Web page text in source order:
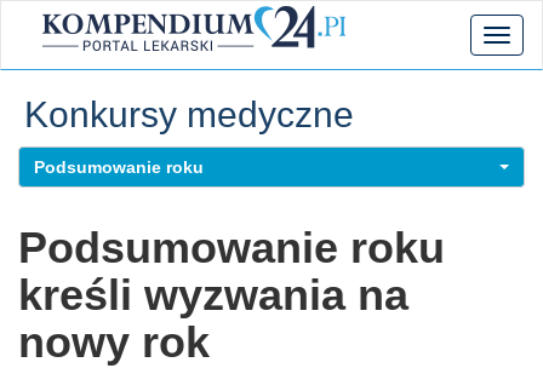
Konkursy medyczne
Podsumowanie roku
Podsumowanie roku
kreśli wyzwania na
nowy rok